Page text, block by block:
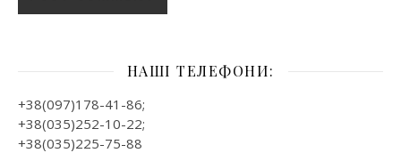
НАШІ ТЕЛЕФОНИ:
+38(097)178-41-86;
+38(035)252-10-22;
+38(035)225-75-88